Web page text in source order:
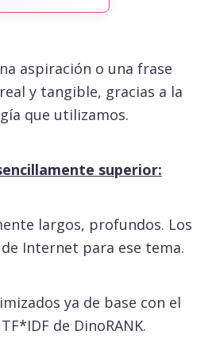
aspiración o una frase
y tangible, gracias a la
que utilizamos.
superior:
largos, profundos. Los
Internet para ese tema.
ya de base con el
de DinoRANK.